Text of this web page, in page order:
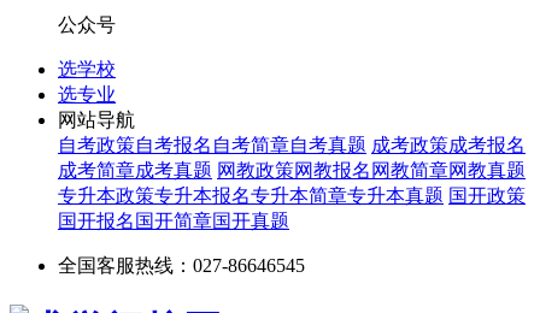
公众号
选学校
选专业
网站导航
自考政策自考报名 自考简章自考真题 成考政策成考报名
成考简章成考真题 网教政策网教报名 网教简章网教真题
专升本政策专升本报名专升本简章专升本真题 国开政策
国开报名 国开简章国开真题
全国客服热线：027-86646545